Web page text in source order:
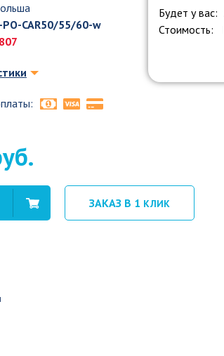
PO-CAR50/55/60-w
Будет у вас:
Стоимость:
ЗАКАЗ В 1 КЛИК